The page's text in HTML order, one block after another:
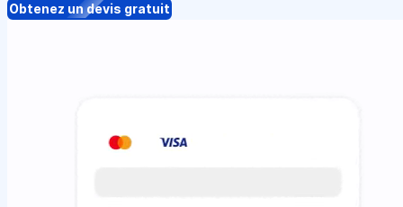
Obtenez un devis gratuit